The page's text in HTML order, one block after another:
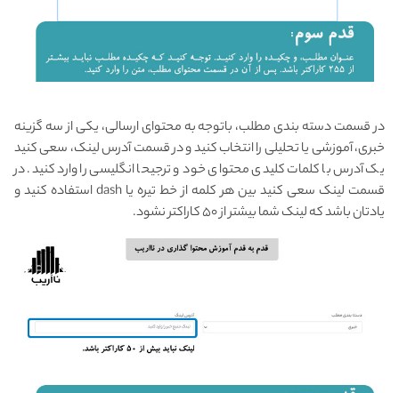
در قسمت دسته بندی مطلب، باتوجه به محتوای ارسالی، یکی از سه گزینه
خبری، آموزشی یا تحلیلی را انتخاب کنید و در قسمت آدرس لینک، سعی کنید
یک آدرس با کلمات کلیدی محتوای خود و ترجیحا انگلیسی را وارد کنید. در
قسمت لینک سعی کنید بین هر کلمه از خط تیره یا dash استفاده کنید و
یادتان باشد که لینک شما بیشتر از ۵۰ کاراکتر نشود.